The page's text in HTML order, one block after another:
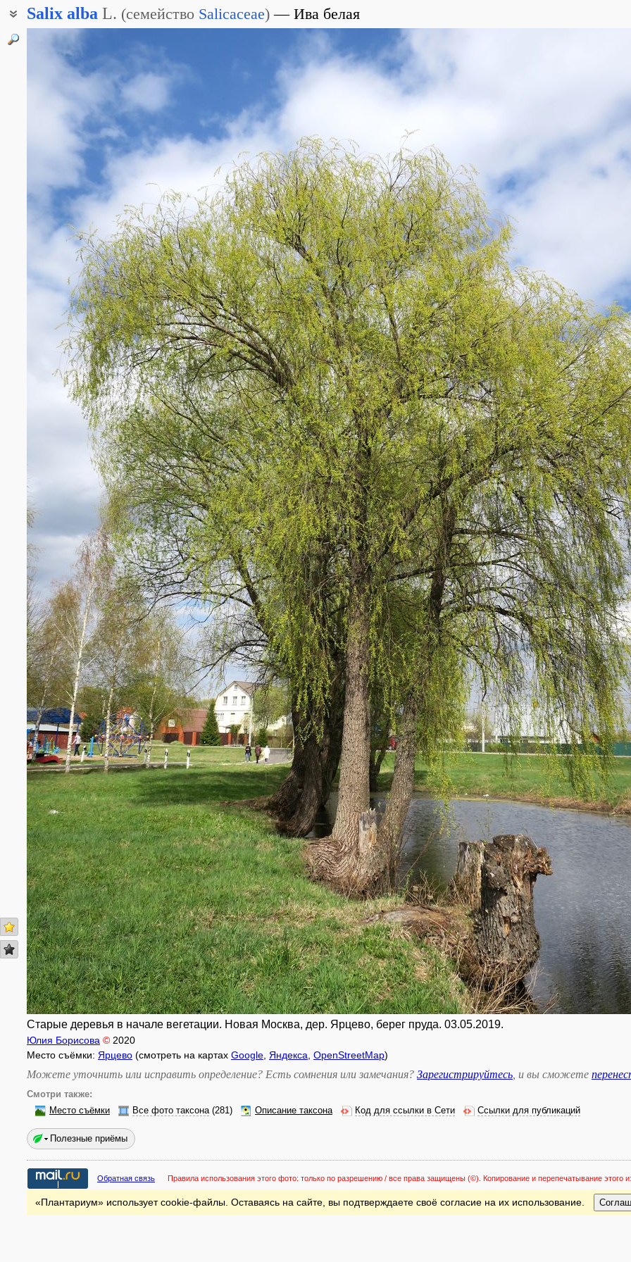
Salix alba L. (семейство Salicaceae) Ива белая
Ветла
Ива серебристая
Старые деревья в начале вегетации. Новая Москва, дер. Ярцево, берег пруда. 03.05.2019.
Юлия Борисова © 2020
Место съёмки: Ярцево (смотреть на картах Google Яндекса OpenStreetMap)
Можете уточнить или исправить определение? Есть сомнения или замечания? Зарегистрируйтесь , и вы сможете
Смотри также:
Место съёмки
Все фото таксона(281) Описание таксона Код для ссылки в Сети Ссылки для публикаций
Полезные приёмы
Обратная связь Правила использования этого фото: только по разрешению / все права защищены (©). Копирование и перепечатывание
«Плантариум» использует cookie-файлы. Оставаясь на сайте, вы подтверждаете своё согласие на их использование.